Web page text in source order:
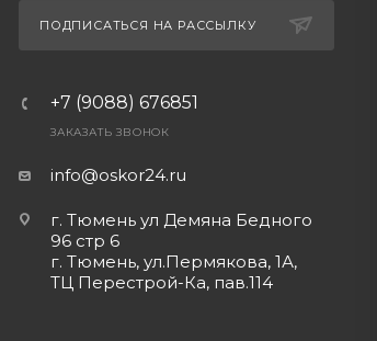
ПОДПИСАТЬСЯ НА РАССЫЛКУ
+7 (9088) 676851
ЗАКАЗАТЬ ЗВОНОК
info@oskor24.ru
г. Тюмень ул Демяна Бедного
96 стр 6
г. Тюмень, ул.Пермякова, 1А,
ТЦ Перестрой-Ка, пав.114